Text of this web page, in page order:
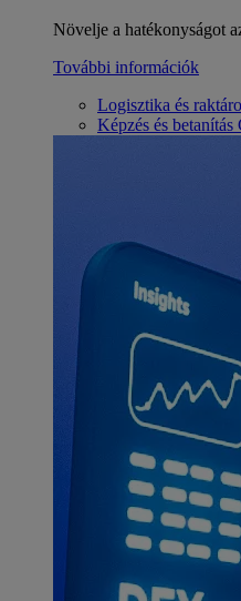
Növelje a hatékonyságot
További információk
Logisztika és
Képzés és betanítás